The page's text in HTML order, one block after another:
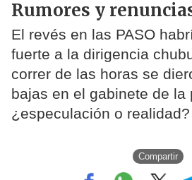
Rumores y
El revés en las PASO
fuerte a la dirigencia
correr de las horas se
bajas en el gabinete de la
¿especulación o realidad?
Compartir